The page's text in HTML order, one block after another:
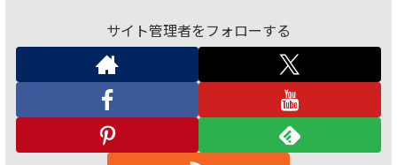
サイト管理者をフォローする